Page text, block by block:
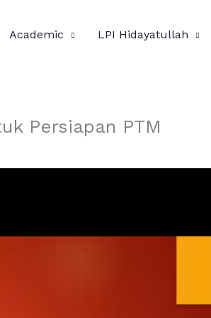
Academic LPI Hidayatullah
Persiapan PTM